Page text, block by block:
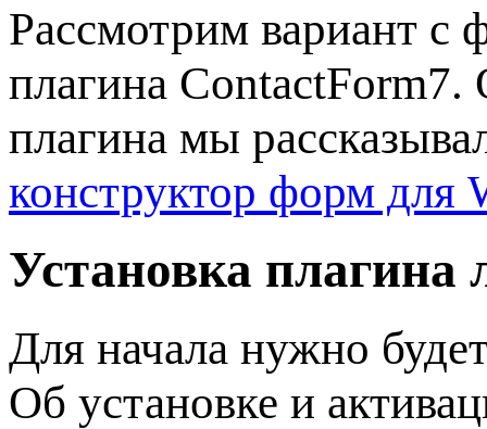
Рассмотрим вариант с
плагина ContactForm7.
плагина мы
конструктор форм для
Установка плагина
Для начала нужно
Об установке и